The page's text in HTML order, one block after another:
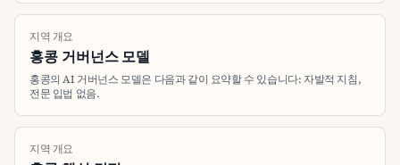
지역 개요
홍콩 거버넌스 모델
홍콩의 AI 거버넌스 모델은 다음과 같이 요약할 수 있습니다: 자발적 지침,
전문 입법 없음.
지역 개요